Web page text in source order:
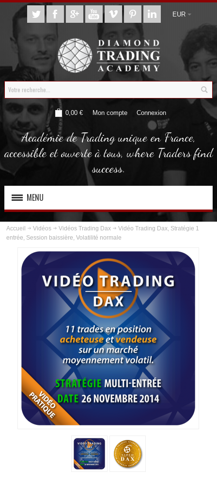
EUR
0,00 € Mon compte Connexion
Académie de Trading unique en France,
accessible et ouverte à tous, where Traders find
success.
MENU
ABOUT US
PLANNING
VIDÉOS TRADING GOLD
VIDÉOS TRADING PÉTROLE
VIDÉOS TRADING ARGENT
Accueil Vidéos Vidéos Trading Dax
Vidéo Trading Dax, Stratégie 1
entrée, Session baissière, Volatilité normale